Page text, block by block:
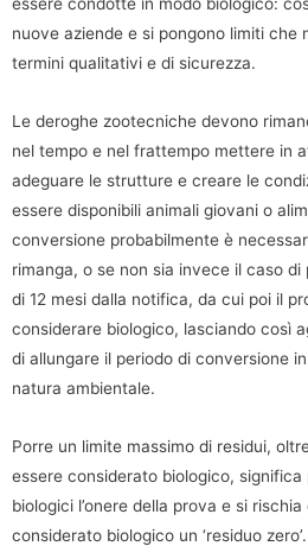
nuove aziende e si pongono limiti che
termini qualitativi e di sicurezza.
Le deroghe zootecniche devono
nel tempo e nel frattempo mettere in
adeguare le strutture e creare le
essere disponibili animali giovani o
conversione probabilmente è
rimanga, o se non sia invece il caso
di 12 mesi dalla notifica, da cui poi il
considerare biologico, lasciando così
di allungare il periodo di conversione
natura ambientale.
Porre un limite massimo di residui,
essere considerato biologico,
biologici l’onere della prova e si
considerato biologico un ‘residuo